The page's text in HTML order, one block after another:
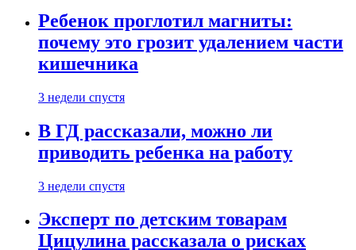
Ребенок проглотил магниты:
почему это грозит удалением части
кишечника
3 недели спустя
В ГД рассказали, можно ли
приводить ребенка на работу
3 недели спустя
Эксперт по детским товарам
Цицулина рассказала о рисках